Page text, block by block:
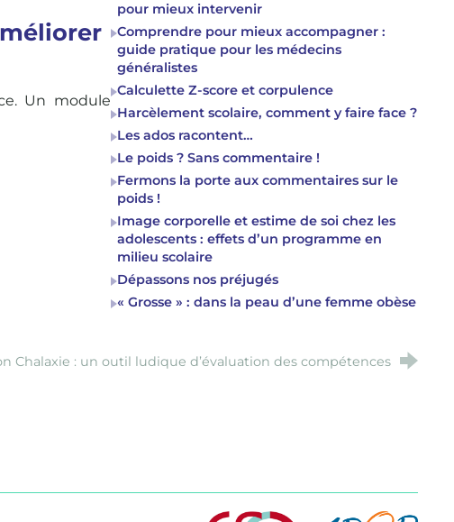
Un module
pour mieux intervenir
Comprendre pour mieux accompagner :
guide pratique pour les médecins
généralistes
Calculette Z-score et corpulence
Harcèlement scolaire, comment y faire face ?
Les ados racontent…
Le poids ? Sans commentaire !
Fermons la porte aux commentaires sur le
poids !
Image corporelle et estime de soi chez les
adolescents : effets d’un programme en
milieu scolaire
Dépassons nos préjugés
« Grosse » : dans la peau d’une femme obèse
Chalaxie : un outil ludique d’évaluation des compétences